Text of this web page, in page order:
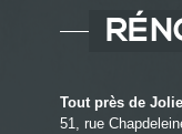
Tout près de
51, rue